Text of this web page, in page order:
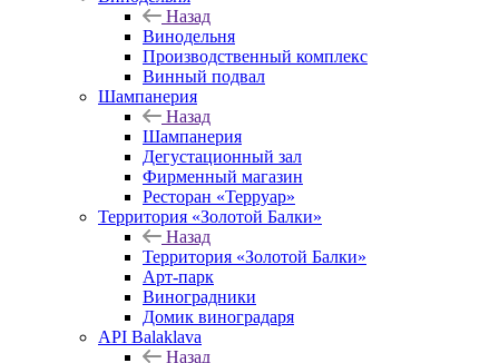
Назад
Винодельня
Производственный комплекс
Винный подвал
Шампанерия
Назад
Шампанерия
Дегустационный зал
Фирменный магазин
Ресторан «Терруар»
Территория «Золотой Балки»
Назад
Территория «Золотой Балки»
Арт-парк
Виноградники
Домик виноградаря
API Balaklava
Назад